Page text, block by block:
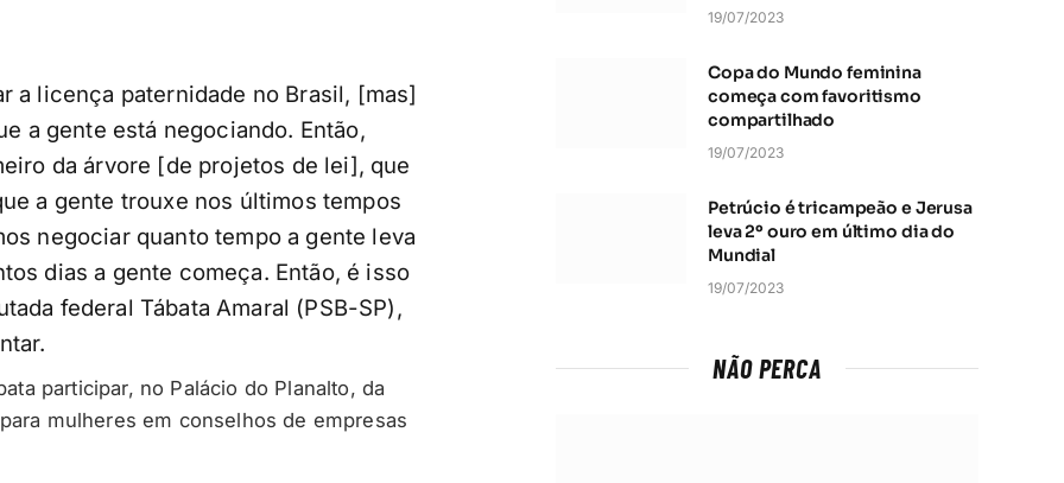
a licença paternidade no Brasil, [mas]
a gente está negociando. Então,
da árvore [de projetos de lei], que
a gente trouxe nos últimos tempos
negociar quanto tempo a gente leva
dias a gente começa. Então, é isso
federal Tábata Amaral (PSB-SP),
participar, no Palácio do Planalto, da
mulheres em conselhos de empresas
19/07/2023
Copa do Mundo feminina
começa com favoritismo
compartilhado
19/07/2023
Petrúcio é tricampeão e Jerusa
leva 2º ouro em último dia do
Mundial
19/07/2023
NÃO PERCA